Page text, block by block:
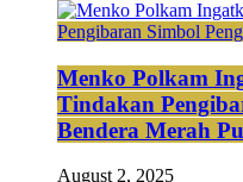
Menko Polkam
Tindakan
Bendera Merah
August 2, 2025